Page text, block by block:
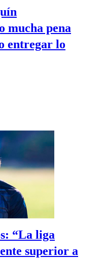
mucha pena
entregar lo
“La liga
superior a